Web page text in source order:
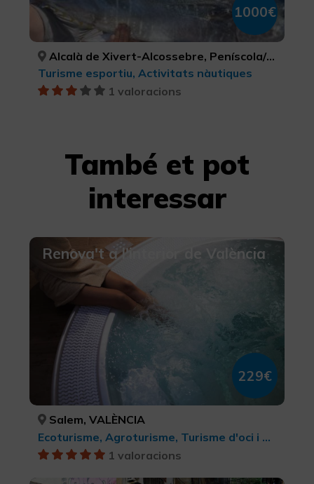
1000€
Alcalà de Xivert-Alcossebre, Peníscola/Peñíscola, Torreblanca, CASTELLÓ/CASTELLÓN, CASTELLÓ/CASTELLÓN, CASTELLÓ/CASTELLÓN
Turisme esportiu, Activitats nàutiques
1 valoracions
També et pot
interessar
Renova't a l'interior de València
229€
Salem, VALÈNCIA
Ecoturisme, Agroturisme, Turisme d'oci i diversió, Turisme rural i natural, Bellesa i salut
1 valoracions